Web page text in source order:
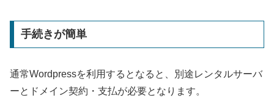
手続きが簡単
通常Wordpressを利用するとなると、別途レンタルサーバ
ーとドメイン契約・支払が必要となります。